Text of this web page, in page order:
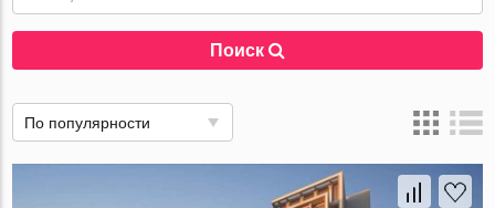
Поиск
По популярности